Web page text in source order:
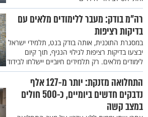
רה"מ בודק: מעבר ללימודים מלאים עם
בדיקות רציפות
במסגרת התוכנית, אותה בודק בנט, תלמידי ישראל
יבצעו בדיקות רציפות לגילוי הנגיף, תוך קיום
לימודים מלאים. רק תלמידים חיוביים יישלחו לבידוד
התחלואה מזנקת: יותר מ-127 אלף
נדבקים חדשים ביומיים, כ-500 חולים
במצב קשה